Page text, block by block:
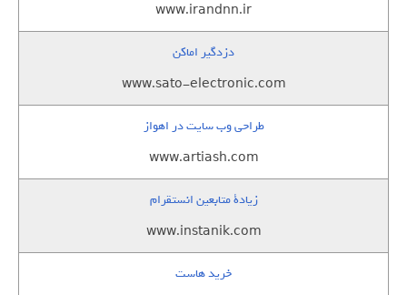
www.irandnn.ir
دزدگیر اماکن
www.sato-electronic.com
طراحی وب سایت در اهواز
www.artiash.com
زيادة متابعين انستقرام
www.instanik.com
خرید هاست